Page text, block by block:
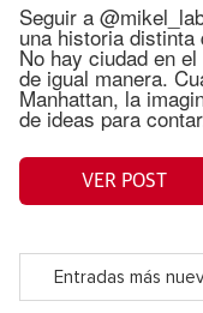
Seguir a
una historia
No hay ciudad en
de igual manera.
Manhattan, la
de ideas para
VER POST
Entradas más